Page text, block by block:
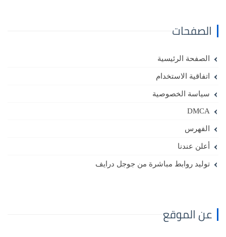
الصفحات
الصفحة الرئيسية
اتفاقية الاستخدام
سياسة الخصوصية
DMCA
الفهرس
أعلن عندنا
توليد روابط مباشرة من جوجل درايف
عن الموقع